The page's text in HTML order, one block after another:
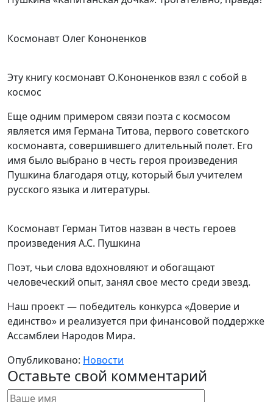
Космонавт Олег Кононенков
Эту книгу космонавт О.Кононенков взял с собой в
космос
Еще одним примером связи поэта с космосом
является имя Германа Титова, первого советского
космонавта, совершившего длительный полет. Его
имя было выбрано в честь героя произведения
Пушкина благодаря отцу, который был учителем
русского языка и литературы.
Космонавт Герман Титов назван в честь героев
произведения А.С. Пушкина
Поэт, чьи слова вдохновляют и обогащают
человеческий опыт, занял свое место среди звезд.
Наш проект — победитель конкурса «Доверие и
единство» и реализуется при финансовой поддержке
Ассамблеи Народов Мира.
Опубликовано: Новости
Оставьте свой комментарий